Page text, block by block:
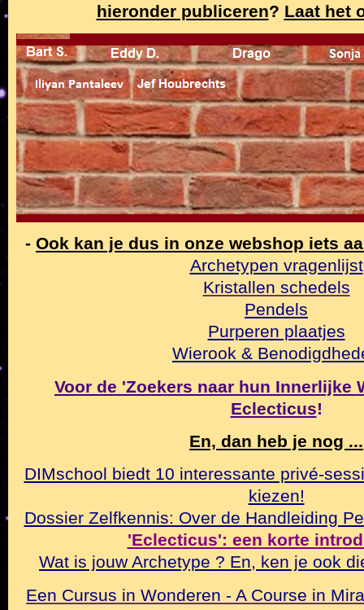
hieronder publiceren? Laat het
- Ook kan je dus in onze webshop iets
Archetypen vragenlijst
Kristallen schedels
Pendels
Purperen plaatjes
Wierook &
Voor de 'Zoekers naar hun Innerlijke
Eclecticus!
En, dan heb je nog ...
DIMschool biedt 10 interessante privé-
kiezen!
Dossier Zelfkennis: Over de Handleiding
'Eclecticus': een korte
Wat is jouw Archetype ? En, ken je ook
Een Cursus in Wonderen - A Course in